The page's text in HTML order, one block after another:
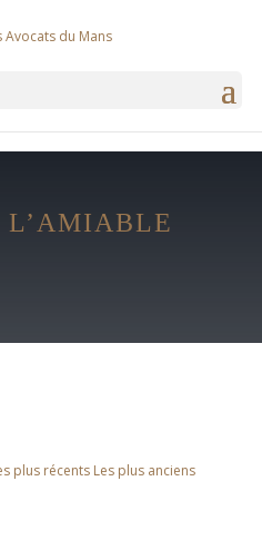
L’AMIABLE
plus récents Les plus anciens